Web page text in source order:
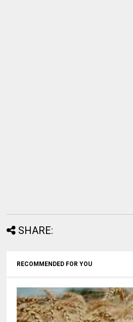
SHARE:
RECOMMENDED FOR YOU